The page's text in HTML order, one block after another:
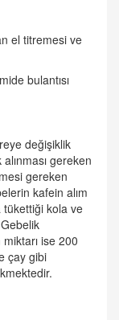
el titremesi ve
bulantısı
değişiklik
gereken
gereken
kafein alım
tükettiği kola ve
Gebelik
ise 200
çay gibi